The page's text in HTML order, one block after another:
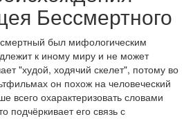
Бессмертного
был мифологическим
к иному миру и не может
"худой, ходячий скелет", потому во
он похож на человеческий
всего охарактеризовать словами
подчёркивает его связь с